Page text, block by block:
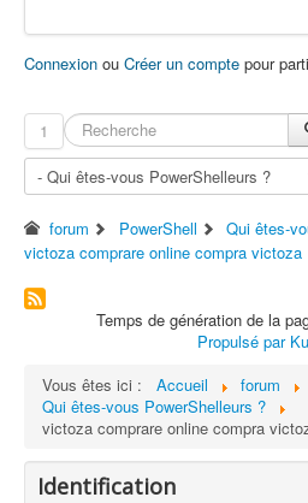
Connexion ou Créer un compte pour
1
forum PowerShell
Qui êtes-
victoza comprare online compra victoza
Temps de génération de la
Propulsé par
Vous êtes ici :
Accueil forum
Qui êtes-vous PowerShelleurs ?
victoza comprare online compra
Identification